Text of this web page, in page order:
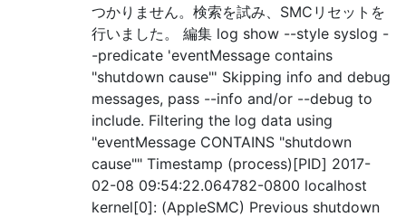
つかりません。検索を試み、SMCリセットを
行いました。 編集 log show --style syslog -
-predicate 'eventMessage contains
"shutdown cause"' Skipping info and debug
messages, pass --info and/or --debug to
include. Filtering the log data using
"eventMessage CONTAINS "shutdown
cause"" Timestamp (process)[PID] 2017-
02-08 09:54:22.064782-0800 localhost
kernel[0]: (AppleSMC) Previous shutdown